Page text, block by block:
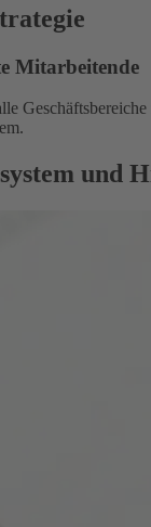
Mitarbeitende
und